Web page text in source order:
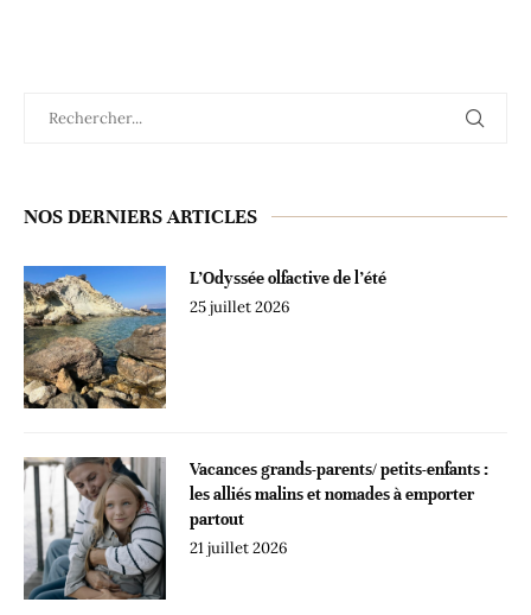
NOS DERNIERS ARTICLES
L’Odyssée olfactive de l’été
25 juillet 2026
Vacances grands-parents/ petits-enfants :
les alliés malins et nomades à emporter
partout
21 juillet 2026